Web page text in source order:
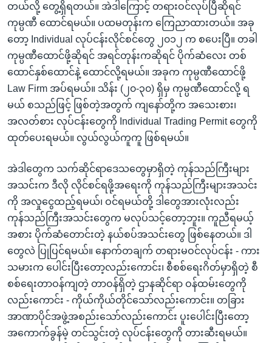
တယ်လို့ တွေ့ရှိရတယ်။ အဲဒါကြောင့် တရားဝင်လုပ်ပြီဆိုရင်
ကုမ္ပဏီ ထောင်ရမယ်။ ပထမတုန်းက ကြေညာထားတယ်။ အခု
တော့ Individual လုပ်ငန်းလိုင်စင်တွေ ၂၀၁၂ က စပေးပြီ။ တခါ
ကုမ္ပဏီထောင်ဖို့ဆိုရင် အရင်တုန်းကဆိုရင် ပိုက်ဆံလေး တစ်
ထောင်နှစ်ထောင်နဲ့ ထောင်လို့ရမယ်။ အခုက ကုမ္ပဏီထောင်ဖို့
Law Firm အပ်ရမယ်။ သိန်း (၂၀-၃၀) ရှိမှ ကုမ္ပဏီထောင်လို့ ရ
မယ် စသည်ဖြင့် ဖြစ်တဲ့အတွက် ကျနော်တို့က အသေးစား၊
အလတ်စား လုပ်ငန်းတွေကို Individual Trading Permit တွေကို
ထုတ်ပေးရမယ်။ လွယ်လွယ်ကူကူ ဖြစ်ရမယ်။
အဲဒါတွေက သက်ဆိုင်ရာဒေသတွေမှာရှိတဲ့ ကုန်သည်ကြီးများ
အသင်းက ဒီလို လိုင်စင်ရဖို့အရေးကို ကုန်သည်ကြီးများအသင်း
ကို အလှုငွေထည့်ရမယ်၊ ဝင်ရမယ်တို့ ဒါတွေအားလုံးလည်း
ကုန်သည်ကြီးအသင်းတွေက မလုပ်သင့်တော့ဘူး။ ကူညီရမယ့်
အစား ပိုက်ဆံတောင်းတဲ့ နယ်စပ်အသင်းတွေ ဖြစ်နေတယ်။ ဒါ
တွေလဲ ပြုပြင်ရမယ်။ နောက်တချက် တရားမဝင်လုပ်ငန်း - ကား
သမားက ပေါင်းပြီးတော့လည်းကောင်း၊ စီစစ်ရေးဂိတ်မှာရှိတဲ့ စီ
စစ်ရေးတာဝန်ကျတဲ့ တာဝန်ရှိတဲ့ ဌာနဆိုင်ရာ ဝန်ထမ်းတွေကို
လည်းကောင်း - ကိုယ်ကိုယ်တိုင်သော်လည်းကောင်း။ တခြား
အာဏာပိုင်အဖွဲ့အစည်းသော်လည်းကောင်း ပူးပေါင်းပြီးတော့
အကောက်ခွန်မဲ့ တင်သွင်းတဲ့ လုပ်ငန်းတွေကို တားဆီးရမယ်။